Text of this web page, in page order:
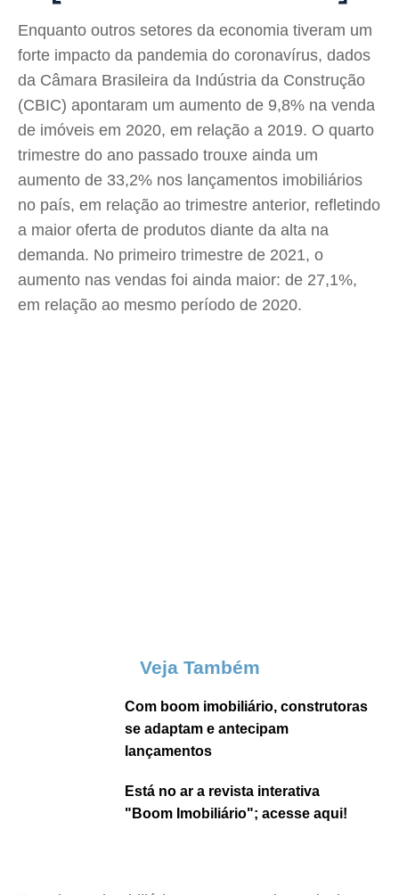
Enquanto outros setores da economia tiveram um
forte impacto da pandemia do coronavírus, dados
da Câmara Brasileira da Indústria da Construção
(CBIC) apontaram um aumento de 9,8% na venda
de imóveis em 2020, em relação a 2019. O quarto
trimestre do ano passado trouxe ainda um
aumento de 33,2% nos lançamentos imobiliários
no país, em relação ao trimestre anterior, refletindo
a maior oferta de produtos diante da alta na
demanda. No primeiro trimestre de 2021, o
aumento nas vendas foi ainda maior: de 27,1%,
em relação ao mesmo período de 2020.
Veja Também
Com boom imobiliário, construtoras
se adaptam e antecipam
lançamentos
Está no ar a revista interativa
"Boom Imobiliário"; acesse aqui!